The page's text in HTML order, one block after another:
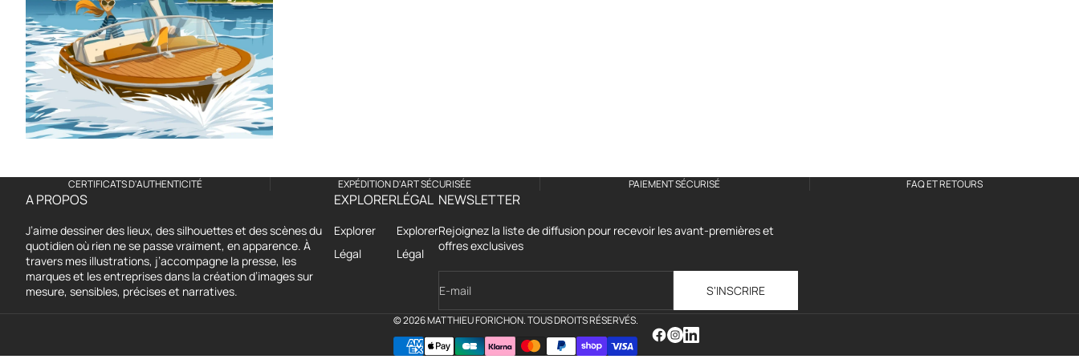
L'IMAGE
CERTIFICATS D'AUTHENTICITÉ EXPÉDITION D'ART SÉCURISÉE PAIEMENT SÉCURISÉ FAQ ET RETOURS
A PROPOS
J’aime dessiner des lieux, des silhouettes et des scènes du
quotidien où rien ne se passe vraiment, en apparence. À
travers mes illustrations, j’accompagne la presse, les
marques et les entreprises dans la création d’images sur
mesure, sensibles, précises et narratives.
EXPLORER
Explorer
Légal
LÉGAL
Explorer
Légal
NEWSLETTER
Rejoignez la liste de diffusion pour recevoir les avant-premières et
offres exclusives
E-mail S'INSCRIRE
© 2026 MATTHIEU FORICHON. TOUS DROITS RÉSERVÉS.